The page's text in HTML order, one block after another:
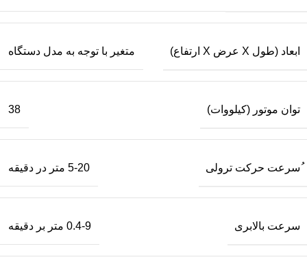
ابعاد (طول X عرض X ارتفاع) متغیر با توجه به مدل دستگاه
توان موتور (کیلووات) 38
ُسرعت حرکت ترولی 5-20 متر در دقیقه
سرعت بالابری 0.4-9 متر بر دقیقه